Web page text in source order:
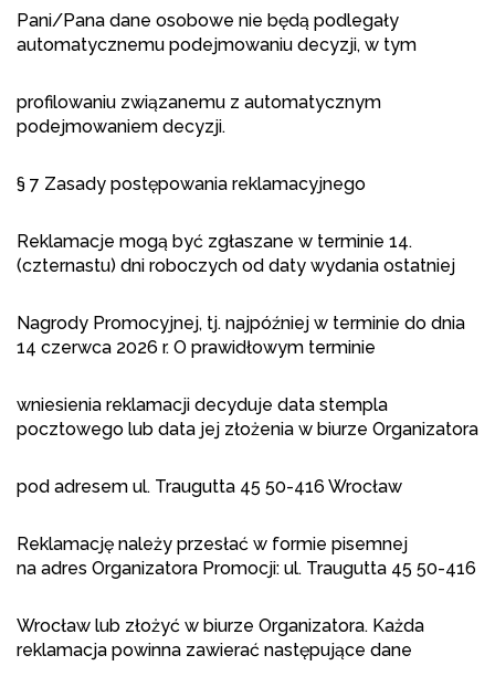
Pani/Pana dane osobowe nie będą podlegały
automatycznemu podejmowaniu decyzji, w tym
profilowaniu związanemu z automatycznym
podejmowaniem decyzji.
§ 7 Zasady postępowania reklamacyjnego
Reklamacje mogą być zgłaszane w terminie 14.
(czternastu) dni roboczych od daty wydania ostatniej
Nagrody Promocyjnej, tj. najpóźniej w terminie do dnia
14 czerwca 2026 r. O prawidłowym terminie
wniesienia reklamacji decyduje data stempla
pocztowego lub data jej złożenia w biurze Organizatora
pod adresem ul. Traugutta 45 50-416 Wrocław
Reklamację należy przesłać w formie pisemnej
na adres Organizatora Promocji: ul. Traugutta 45 50-416
Wrocław lub złożyć w biurze Organizatora. Każda
reklamacja powinna zawierać następujące dane